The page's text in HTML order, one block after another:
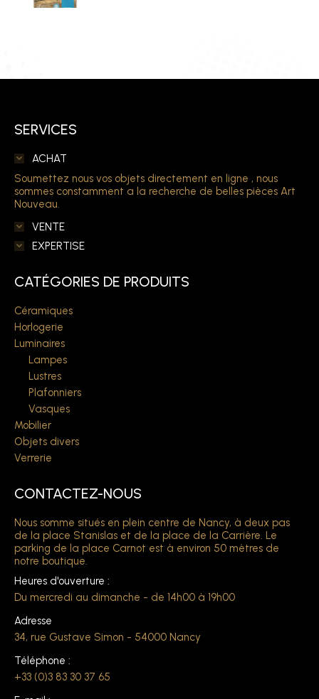
SERVICES
ACHAT
Soumettez nous vos objets directement en ligne , nous
sommes constamment a la recherche de belles pièces Art
Nouveau.
VENTE
EXPERTISE
CATÉGORIES DE PRODUITS
Céramiques
Horlogerie
Luminaires
Lampes
Lustres
Plafonniers
Vasques
Mobilier
Objets divers
Verrerie
CONTACTEZ-NOUS
Nous somme situés en plein centre de Nancy, à deux pas
de la place Stanislas et de la place de la Carrière. Le
parking de la place Carnot est à environ 50 mètres de
notre boutique.
Heures d'ouverture :
Du mercredi au dimanche - de 14h00 à 19h00
Adresse
34, rue Gustave Simon - 54000 Nancy
Téléphone :
+33 (0)3 83 30 37 65